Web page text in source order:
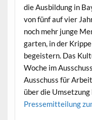
die Aus­bil­dung in
von fünf auf vier
noch mehr junge
garten, in der
begeis­tern. Das
Woche im
Auss­chuss für
über die
Pressemit­teilung